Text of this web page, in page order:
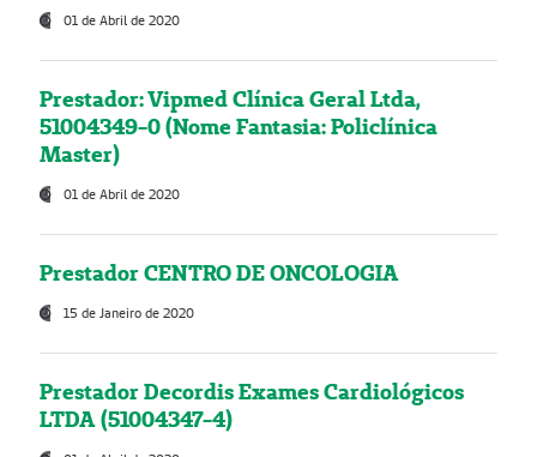
01 de Abril de 2020
Prestador: Vipmed Clínica Geral Ltda,
51004349-0 (Nome Fantasia: Policlínica
Master)
01 de Abril de 2020
Prestador CENTRO DE ONCOLOGIA
15 de Janeiro de 2020
Prestador Decordis Exames Cardiológicos
LTDA (51004347-4)